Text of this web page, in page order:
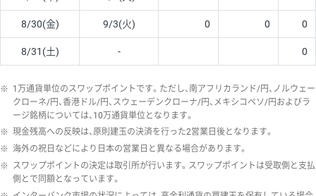
8/30(金) 9/3(火) 0 0 0
8/31(土) - 0
※ 1万通貨単位のスワップポイントです。ただし、南アフリカランド/円、ノルウェー
クローネ/円、香港ドル/円、スウェーデンクローナ/円、メキシコペソ/円およびラ
ージ銘柄については、10万通貨単位となります。
※ 現金残高への反映は、原則建玉の決済を行った2営業日後となります。
※ 海外の祝日などにより日本の営業日と異なる場合があります。
※ スワップポイントの決定は取引所が行います。スワップポイントは受取側と支払
側とで同額となっています。